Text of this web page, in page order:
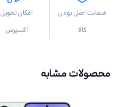
ضمانت اصل بودن
کالا
امکان تحویل
اکسپرس
محصولات مشابه